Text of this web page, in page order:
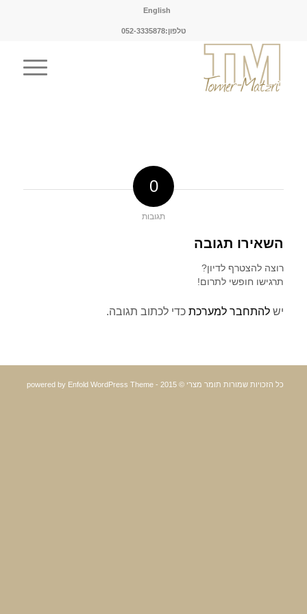
English
טלפון:052-3335878
0
תגובות
השאירו תגובה
רוצה להצטרף לדיון?
תרגישו חופשי לתרום!
יש להתחבר למערכתכדי לכתוב תגובה.
כל הזכויות שמורות תומר מצרי © 2015 - powered by Enfold WordPress Theme